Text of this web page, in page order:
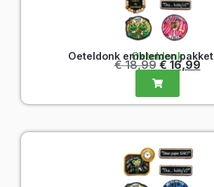
Oeteldonk
Oeteldonk emblemen
€18,99 € 16,99